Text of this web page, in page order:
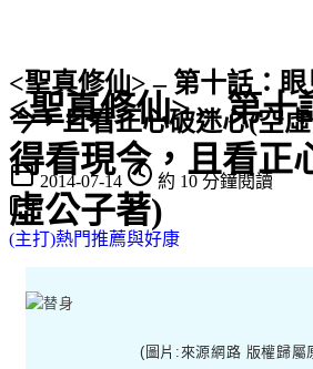
<聖真修仙> – 第十
得看現今，且看正
虛公子著)
<聖真修仙> – 第十話：
今，且看正心破迷心(空
2014-07-14 約 10 分鐘閱讀
(主打)熱門推薦與好康
(圖片:來源網路 版權歸屬